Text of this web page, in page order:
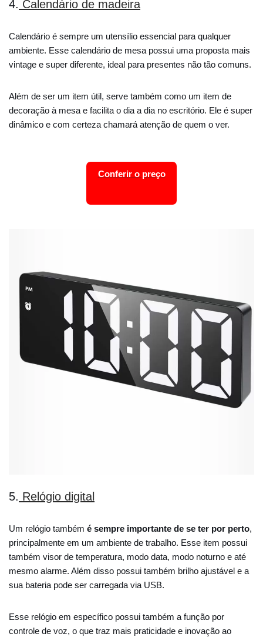
4. Calendário de madeira
Calendário é sempre um utensílio essencial para qualquer
ambiente. Esse calendário de mesa possui uma proposta mais
vintage e super diferente, ideal para presentes não tão comuns.
Além de ser um item útil, serve também como um item de
decoração à mesa e facilita o dia a dia no escritório. Ele é super
dinâmico e com certeza chamará atenção de quem o ver.
Conferir o preço
5. Relógio digital
Um relógio também é sempre importante de se ter por perto,
principalmente em um ambiente de trabalho. Esse item possui
também visor de temperatura, modo data, modo noturno e até
mesmo alarme. Além disso possui também brilho ajustável e a
sua bateria pode ser carregada via USB.
Esse relógio em específico possui também a função por
controle de voz, o que traz mais praticidade e inovação ao